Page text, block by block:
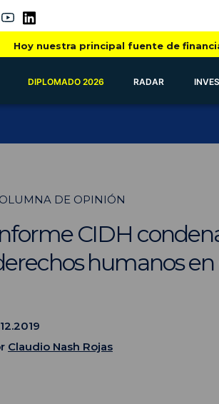
Hoy nuestra principal fuente de
DIPLOMADO 2026 RADAR
DE OPINIÓN
CIDH
humanos en
Claudio Nash Rojas